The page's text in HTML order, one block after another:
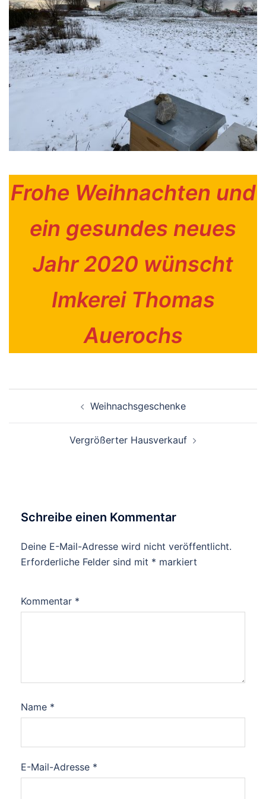
Frohe Weihnachten und
ein gesundes neues
Jahr 2020 wünscht
Imkerei Thomas
Auerochs
Weihnachsgeschenke
Vergrößerter Hausverkauf
Schreibe einen Kommentar
Deine E-Mail-Adresse wird nicht veröffentlicht.
Erforderliche Felder sind mit * markiert
Kommentar *
Name *
E-Mail-Adresse *